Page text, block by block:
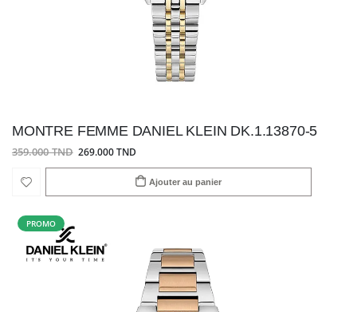
MONTRE FEMME DANIEL KLEIN DK.1.13870-5
359.000 TND 269.000 TND
Ajouter au panier
PROMO